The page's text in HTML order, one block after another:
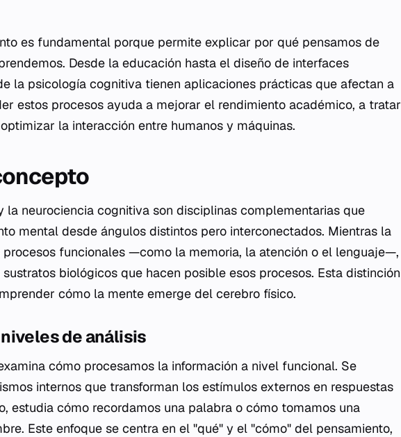
es fundamental porque permite explicar por qué pensamos de
Desde la educación hasta el diseño de interfaces
la psicología cognitiva tienen aplicaciones prácticas que afectan a
estos procesos ayuda a mejorar el rendimiento académico, a tratar
la interacción entre humanos y máquinas.
la neurociencia cognitiva son disciplinas complementarias que
mental desde ángulos distintos pero interconectados. Mientras la
procesos funcionales —como la memoria, la atención o el lenguaje—,
biológicos que hacen posible esos procesos. Esta distinción
cómo la mente emerge del cerebro físico.
de análisis
cómo procesamos la información a nivel funcional. Se
internos que transforman los estímulos externos en respuestas
estudia cómo recordamos una palabra o cómo tomamos una
Este enfoque se centra en el "qué" y el "cómo" del pensamiento,